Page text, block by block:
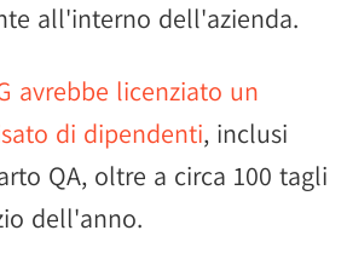
all'interno dell'azienda.
avrebbe licenziato un
di dipendenti, inclusi
QA, oltre a circa 100 tagli
dell'anno.